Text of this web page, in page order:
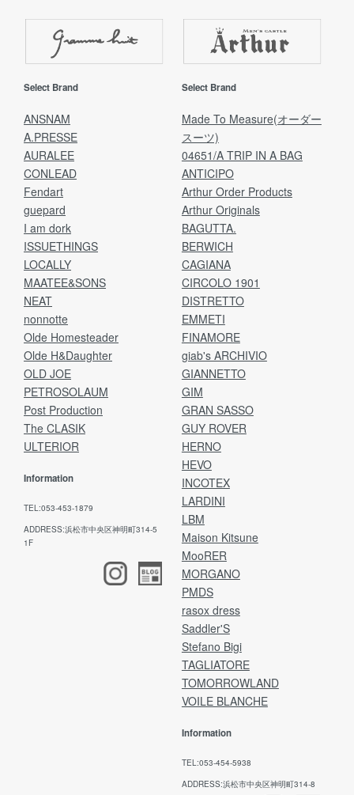
Select Brand
ANSNAM
A.PRESSE
AURALEE
CONLEAD
Fendart
guepard
I am dork
ISSUETHINGS
LOCALLY
MAATEE&SONS
NEAT
nonnotte
Olde Homesteader
Olde H&Daughter
OLD JOE
PETROSOLAUM
Post Production
The CLASIK
ULTERIOR
Information
TEL:053-453-1879
ADDRESS:浜松市中央区神明町314-5
1F
Select Brand
Made To Measure(オーダー
スーツ)
04651/A TRIP IN A BAG
ANTICIPO
Arthur Order Products
Arthur Originals
BAGUTTA.
BERWICH
CAGIANA
CIRCOLO 1901
DISTRETTO
EMMETI
FINAMORE
giab's ARCHIVIO
GIANNETTO
GIM
GRAN SASSO
GUY ROVER
HERNO
HEVO
INCOTEX
LARDINI
LBM
Maison Kitsune
MooRER
MORGANO
PMDS
rasox dress
Saddler'S
Stefano Bigi
TAGLIATORE
TOMORROWLAND
VOILE BLANCHE
Information
TEL:053-454-5938
ADDRESS:浜松市中央区神明町314-8